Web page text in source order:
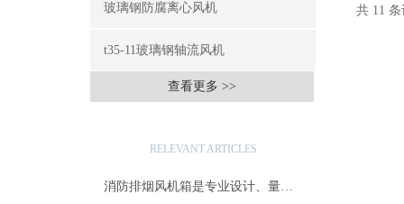
玻璃钢防腐离心风机
t35-11玻璃钢轴流风机
查看更多 >>
RELEVANT ARTICLES
消防排烟风机箱是专业设计、量身制作的新型通风产品
共 11